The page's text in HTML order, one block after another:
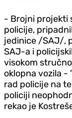
- Brojni projekti
policije,
jedinice /SAJ/,
SAJ-a i
visokom
oklopna vozila -
rad policije na
policiji
rekao je